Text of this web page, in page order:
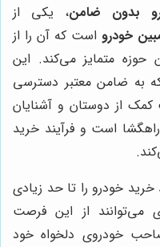
بدون ضامن، یکی از
خودرو است که آن را از
متمایز می‌کند. این
که به ضامن معتبر دسترسی
کمک از دوستان و آشنایان
راهگشا است و فرآیند خرید
خودرو را تا حد زیادی
می‌توانند از این فرصت
خودروی دلخواه خود